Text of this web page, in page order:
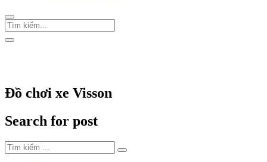
Đồ chơi xe Visson
Search for post